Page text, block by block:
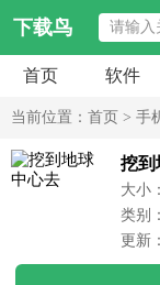
下载鸟
首页 软件
当前位置： 首页 > 手
挖到
大小
类别：
更新